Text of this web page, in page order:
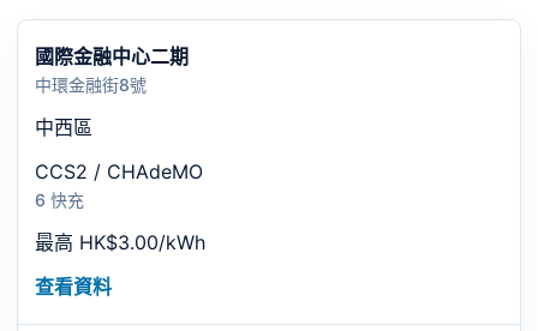
國際金融中心二期
中環金融街8號
中西區
CCS2 / CHAdeMO
6 快充
最高 HK$3.00/kWh
查看資料